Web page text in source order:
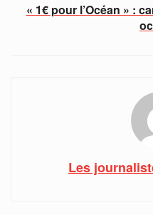
« 1€ pour l’Océan » :
Les